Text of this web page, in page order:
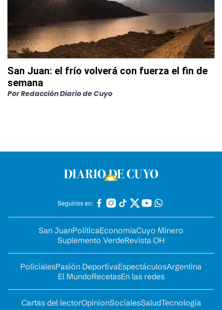
San Juan: el frío volverá con fuerza el fin de
semana
PorRedacción Diario de Cuyo
Seguinos en:
San JuanPolíticaEconomíaCuyo Minero
Suplemento VerdeRevista OH
PolicialesPasión DeportivaEspectáculosArgentina
El MundoRecetasEn las redes
Cartas del lectorOpinionSocialesSaludTecnología